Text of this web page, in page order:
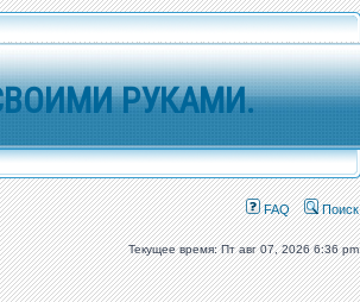
РУКАМИ.
FAQ Поиск
Текущее время: Пт авг 07, 2026 6:36 pm